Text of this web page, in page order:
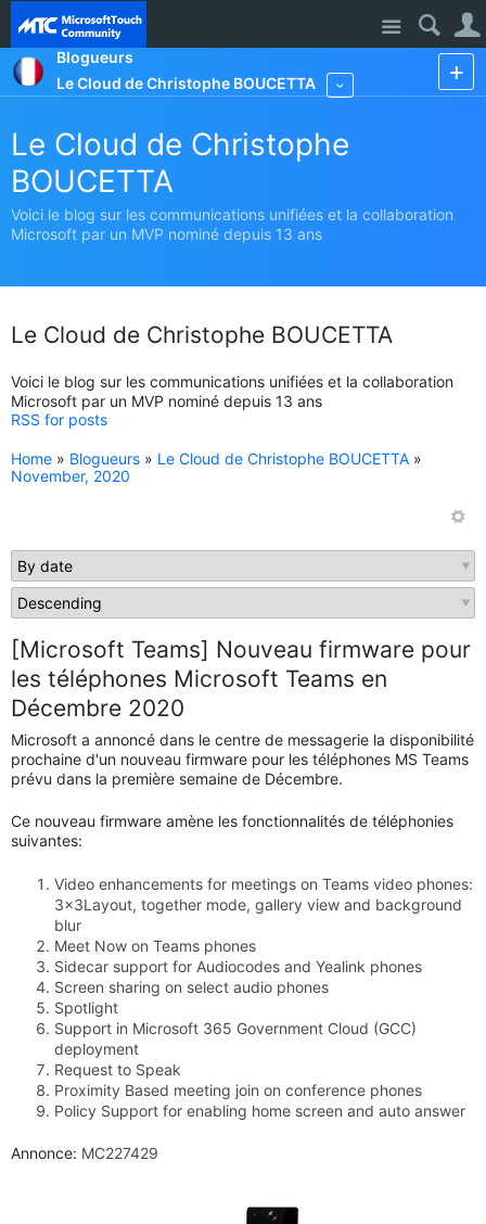
Site
Blogueurs
Le Cloud de Christophe BOUCETTA
Le Cloud de Christophe
BOUCETTA
Voici le blog sur les communications unifiées et la collaboration
Microsoft par un MVP nominé depuis 13 ans
Le Cloud de Christophe BOUCETTA
Voici le blog sur les communications unifiées et la collaboration
Microsoft par un MVP nominé depuis 13 ans
RSS for posts
Home » Blogueurs » Le Cloud de Christophe BOUCETTA »
November, 2020
[Microsoft Teams] Nouveau firmware pour
les téléphones Microsoft Teams en
Décembre 2020
Microsoft a annoncé dans le centre de messagerie la disponibilité
prochaine d'un nouveau firmware pour les téléphones MS Teams
prévu dans la première semaine de Décembre.
Ce nouveau firmware amène les fonctionnalités de téléphonies
suivantes:
Video enhancements for meetings on Teams video phones:
3x3Layout, together mode, gallery view and background
blur
Meet Now on Teams phones
Sidecar support for Audiocodes and Yealink phones
Screen sharing on select audio phones
Spotlight
Support in Microsoft 365 Government Cloud (GCC)
deployment
Request to Speak
Proximity Based meeting join on conference phones
Policy Support for enabling home screen and auto answer
Annonce: MC227429